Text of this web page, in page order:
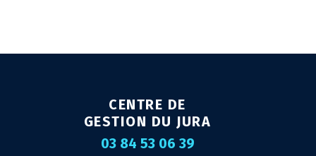
LIENS UTILES
CENTRE DE
GESTION DU JURA
03 84 53 06 39